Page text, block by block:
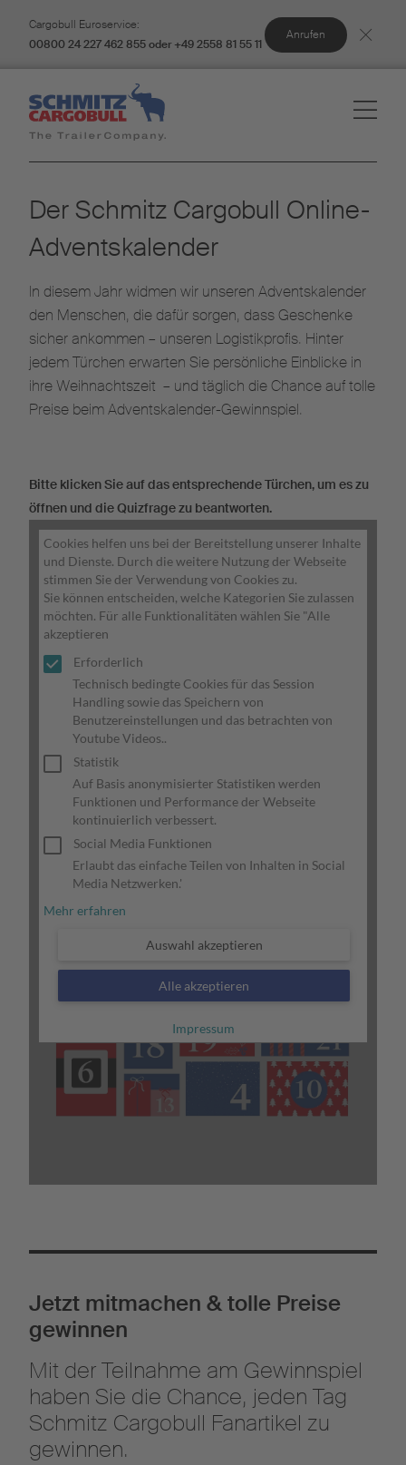
Cargobull Euroservice:
00800 24 227 462 855 oder +49 2558 81 55 11
Anrufen
Der Schmitz Cargobull Online-
Adventskalender
In diesem Jahr widmen wir unseren Adventskalender
den Menschen, die dafür sorgen, dass Geschenke
sicher ankommen – unseren Logistikprofis. Hinter
jedem Türchen erwarten Sie persönliche Einblicke in
ihre Weihnachtszeit – und täglich die Chance auf tolle
Preise beim Adventskalender-Gewinnspiel.
Bitte klicken Sie auf das entsprechende Türchen, um es zu
öffnen und die Quizfrage zu beantworten.
Jetzt mitmachen & tolle Preise
gewinnen
Mit der Teilnahme am Gewinnspiel
haben Sie die Chance, jeden Tag
Schmitz Cargobull Fanartikel zu
gewinnen.